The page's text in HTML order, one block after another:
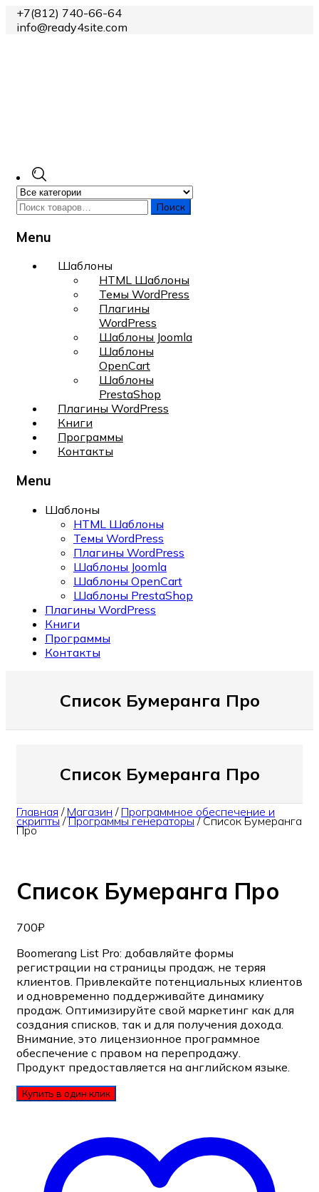
+7(812) 740-66-64
info@ready4site.com
Поиск
Menu
Skip
Шаблоны
HTML Шаблоны
Темы WordPress
Плагины
WordPress
Шаблоны Joomla
Шаблоны
OpenCart
Шаблоны
PrestaShop
Плагины WordPress
Книги
Программы
Контакты
Menu
Шаблоны
HTML Шаблоны
Темы WordPress
Плагины WordPress
Шаблоны Joomla
Шаблоны OpenCart
Шаблоны PrestaShop
Плагины WordPress
Книги
Программы
Контакты
Список Бумеранга Про
Список Бумеранга Про
Главная / Магазин / Программное обеспечение и
скрипты/Программы генераторы/Список Бумеранга
Про
Список Бумеранга Про
700₽
Boomerang List Pro: добавляйте формы
регистрации на страницы продаж, не теряя
клиентов. Привлекайте потенциальных клиентов
и одновременно поддерживайте динамику
продаж. Оптимизируйте свой маркетинг как для
создания списков, так и для получения дохода.
Внимание, это лицензионное программное
обеспечение с правом на перепродажу.
Продукт предоставляется на английском языке.
Купить в один клик